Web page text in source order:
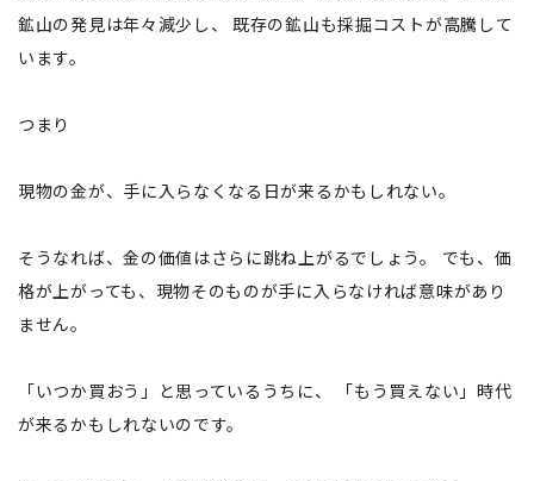
鉱山の発見は年々減少し、 既存の鉱山も採掘コストが高騰して
います。
つまり
現物の金が、手に入らなくなる日が来るかもしれない。
そうなれば、金の価値はさらに跳ね上がるでしょう。 でも、価
格が上がっても、現物そのものが手に入らなければ意味があり
ません。
「いつか買おう」と思っているうちに、 「もう買えない」時代
が来るかもしれないのです。